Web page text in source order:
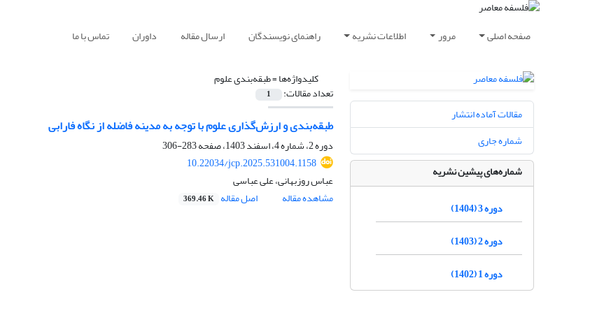
صفحه اصلی مرور اطلاعات نشریه راهنمای نویسندگان ارسال مقاله داوران تماس با ما
کلیدواژه‌ها =طبقه‌بندی علوم
تعداد مقالات: 1
طبقه‌بندی و ارزش‌گذاری علوم با توجه به مدینه فاضله از نگاه فارابی
دوره 2، شماره 4، اسفند 1403، صفحه
283-306
10.22034/jcp.2025.531004.1158
عباس روزبهانی، علی عباسی
مشاهده مقاله
اصل مقاله 369.46 K
مقالات آماده انتشار
شماره جاری
شماره‌های پیشین نشریه
دوره 3 (1404)
دوره 2 (1403)
دوره 1 (1402)